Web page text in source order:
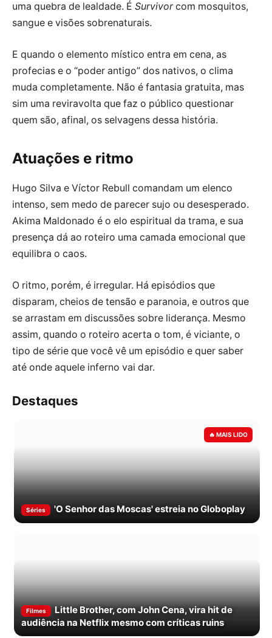
uma quebra de lealdade. É Survivorcom mosquitos,
sangue e visões sobrenaturais.
E quando o elemento místico entra em cena, as
profecias e o “poder antigo” dos nativos, o clima
muda completamente. Não é fantasia gratuita, mas
sim uma reviravolta que faz o público questionar
quem são, afinal, os selvagens dessa história.
Atuações e ritmo
Hugo Silva e Víctor Rebull comandam um elenco
intenso, sem medo de parecer sujo ou desesperado.
Akima Maldonado é o elo espiritual da trama, e sua
presença dá ao roteiro uma camada emocional que
equilibra o caos.
O ritmo, porém, é irregular. Há episódios que
disparam, cheios de tensão e paranoia, e outros que
se arrastam em discussões sobre liderança. Mesmo
assim, quando o roteiro acerta o tom, é viciante, o
tipo de série que você vê um episódio e quer saber
até onde aquele inferno vai dar.
Destaques
Séries 'O Senhor das Moscas' estreia no Globoplay
Filmes
Little Brother, com John Cena, vira hit de
audiência na Netflix mesmo com críticas ruins